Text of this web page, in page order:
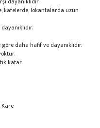
kafelerde, lokantalarda uzun
daha hafif ve dayanıklıdır.
katar.
Kare